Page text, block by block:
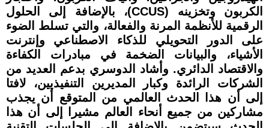
الكربون وتخزينه (CCUS)، بالإضافة إلى الحلول
الرقمية للأنظمة المرنة والفعالة، والتي تسلط الضوء
على الدور التحويلي للذكاء الاصطناعي وإنترنت
الأشياء، والبيانات الضخمة في مبادرات الكفاءة
والاقتصاد الدائري. وأشاد الدوسري بدعم العديد من
الشركات الرائدة وكبار المديرين التنفيذيين، لافتا
إلى أن هذا الحدث العالمي من المتوقع أن يجذب
مشاركين من جميع أنحاء العالم مشيرا إلى أن هذا